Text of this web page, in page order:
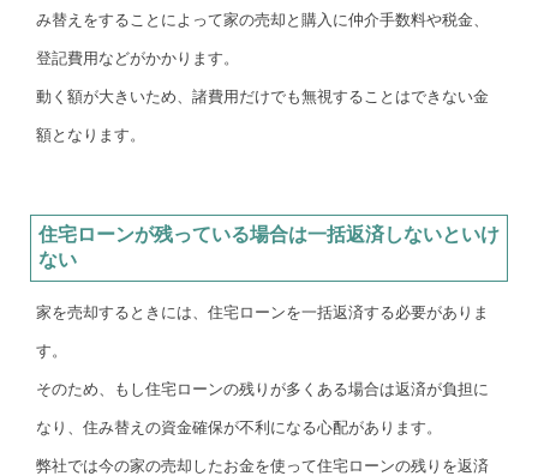
み替えをすることによって家の売却と購入に仲介手数料や税金、
登記費用などがかかります。
動く額が大きいため、諸費用だけでも無視することはできない金
額となります。
住宅ローンが残っている場合は一括返済しないといけ
ない
家を売却するときには、住宅ローンを一括返済する必要がありま
す。
そのため、もし住宅ローンの残りが多くある場合は返済が負担に
なり、住み替えの資金確保が不利になる心配があります。
弊社では今の家の売却したお金を使って住宅ローンの残りを返済